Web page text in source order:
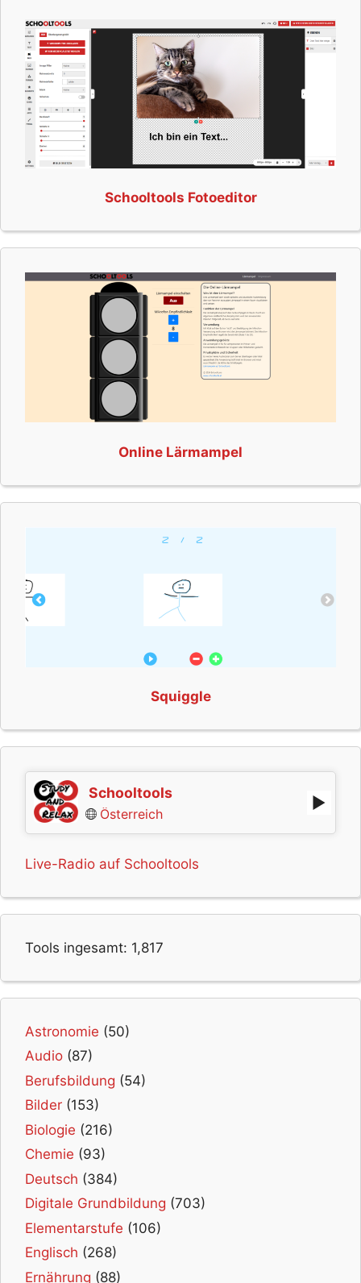
Schooltools Fotoeditor
Online Lärmampel
Squiggle
Schooltools
Österreich
Live-Radio auf Schooltools
Tools ingesamt: 1,817
Astronomie (50)
Audio (87)
Berufsbildung (54)
Bilder (153)
Biologie (216)
Chemie (93)
Deutsch (384)
Digitale Grundbildung (703)
Elementarstufe (106)
Englisch (268)
Ernährung (88)